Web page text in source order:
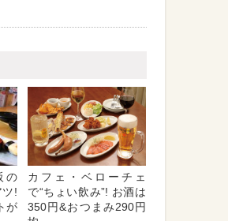
の
ツ!
が
カフェ・ベローチェ
で“ちょい飲み”! お酒は
350円&おつまみ290円